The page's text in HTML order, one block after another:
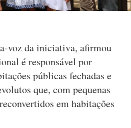
voz da iniciativa, afirmou
é responsável por
públicas fechadas e
que, com pequenas
em habitações